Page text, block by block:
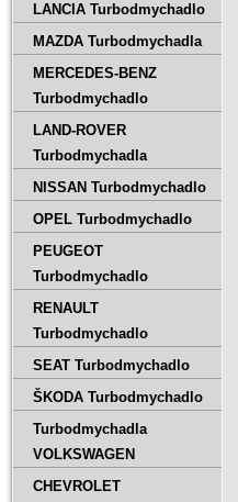
LANCIA Turbodmychadlo
MAZDA Turbodmychadla
MERCEDES-BENZ
Turbodmychadlo
LAND-ROVER
Turbodmychadla
NISSAN Turbodmychadlo
OPEL Turbodmychadlo
PEUGEOT
Turbodmychadlo
RENAULT
Turbodmychadlo
SEAT Turbodmychadlo
ŠKODA Turbodmychadlo
Turbodmychadla
VOLKSWAGEN
CHEVROLET